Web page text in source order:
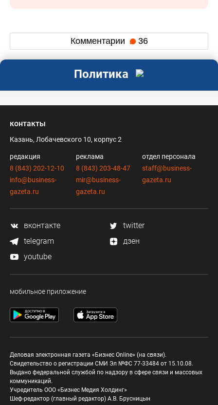
Комментарии 36
Политика
контакты
Казань, Лобачевского 10, корпус 2
редакция
8 (843) 202-12-10
info@business-
gazeta.ru
реклама
8 (843) 203-48-47
mir@business-
gazeta.ru
отдел персонала
staff@business-
gazeta.ru
вконтакте
twitter
telegram
дзен
youtube
мобильное приложение
Деловая электронная газета «Бизнес Online» (на связи).
Свидетельство о регистрации СМИ Эл №ФС 77-33484 от 15.10.08.
Выдано федеральной службой по надзору в сфере связи и массовых
коммуникаций.
Учредитель ООО «Бизнес Медия Холдинг»
Шеф-редактор (главный редактор) А.В. Брусницын